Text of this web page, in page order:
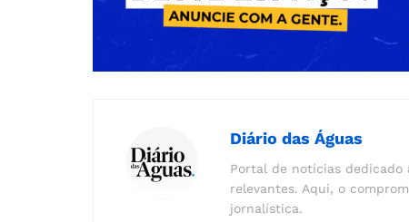
Diário das Águas
Portal de notícias dedicado
relevantes. Aqui, o
jornalística.